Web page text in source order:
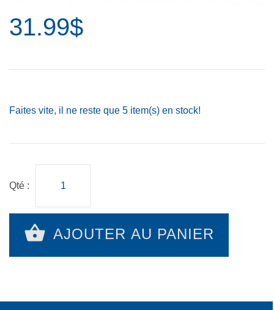
31.99$
Faites vite, il ne reste que 5 item(s) en stock!
Qté :
AJOUTER AU PANIER